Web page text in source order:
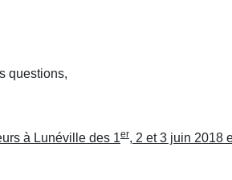
questions,
à Lunéville des 1er, 2 et 3 juin 2018